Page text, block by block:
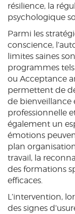
résilience, la
psychologique
Parmi les
conscience,
limites saines
programmes
ou Acceptance
permettent de
de bienveillance
professionnelle
également un
émotions
plan
travail, la
des formations
efficaces.
L’intervention,
des signes